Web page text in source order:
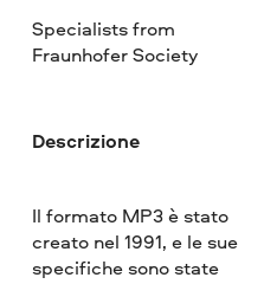
Specialists from
Fraunhofer Society
Descrizione
Il formato MP3 è stato
creato nel 1991, e le sue
specifiche sono state